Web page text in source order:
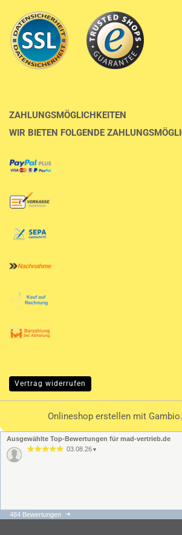
ZAHLUNGSMÖGLICHKEITEN
WIR BIETEN FOLGENDE
Vertrag widerrufen
Onlineshop erstellenmit
Ausgewählte Top-Bewertungen für mad-vertrieb.de
03.08.26 ▼
31.07.26
484 Bewertungen